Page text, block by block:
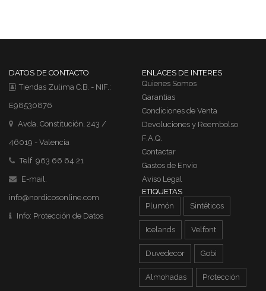
DATOS DE CONTACTO
Tiendas Zulima C.B. - NIF.:
E98530876
Avda. Constitución, 243 /
46019 - Valencia
Telf. 963 66 64 21
E-mail.
info@nordicosonline.com
Info: Protección de Datos
ENLACES DE INTERES
Quienes Somos
Garantias
Condiciones de Venta
Devoluciones y Reembolso
F.A.Q.
Contactar
Gastos de Envio
Aviso Legal
ETIQUETAS
Plumón
Sintéticos
Icelands Velfont
Duvedecor Gobi
Almohadas Protección